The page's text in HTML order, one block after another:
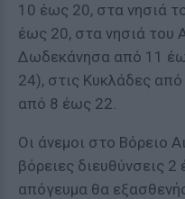
10 έως 20, στα νησιά
έως 20, στα νησιά του
Δωδεκάνησα από 11
24), στις Κυκλάδες
από 8 έως 22.
Οι άνεμοι στο Βόρειο
βόρειες διευθύνσεις
απόγευμα θα